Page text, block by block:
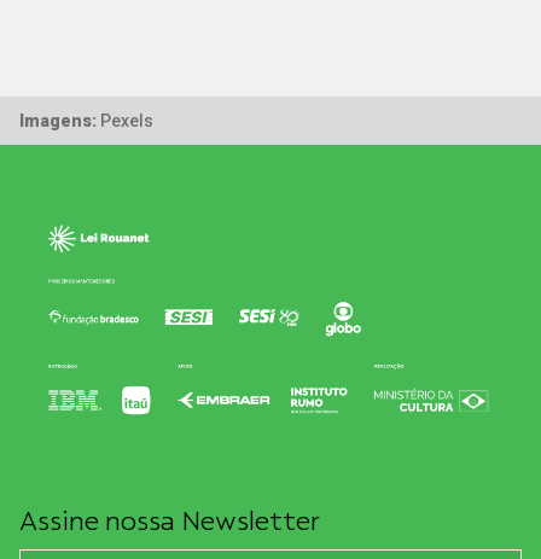
Imagens: Pexels
Assine nossa Newsletter